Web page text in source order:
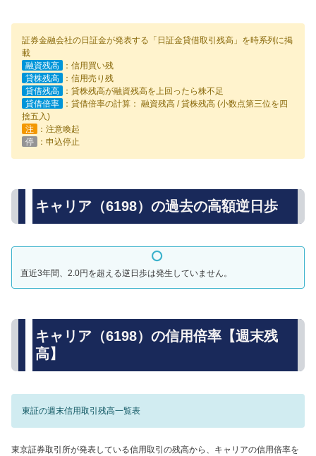
証券金融会社の日証金が発表する「日証金貸借取引残高」を時系列に掲
載
融資残高
：信用買い残
貸株残高
：信用売り残
貸借残高
：貸株残高が融資残高を上回ったら株不足
貸借倍率
：貸借倍率の計算： 融資残高 / 貸株残高 (小数点第三位を四
捨五入)
注
：注意喚起
停
：申込停止
キャリア（6198）の過去の高額逆日歩
直近3年間、2.0円を超える逆日歩は発生していません。
キャリア（6198）の信用倍率【週末残
高】
東証の週末信用取引残高一覧表
東京証券取引所が発表している信用取引の残高から、キャリアの信用倍率を